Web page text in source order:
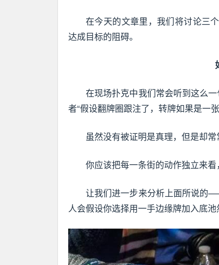
在今天的文章里，我们将讨论三
达成目标的阻碍。
在现场扑克中我们常会听到这么
者“假设翻牌圈跟注了，转牌如果是一
虽然没有被证明是真理，但是却常
你应该把每一条街的动作独立来看
让我们进一步来分析上面所说的
人会假设你选择用一手边缘牌加入底